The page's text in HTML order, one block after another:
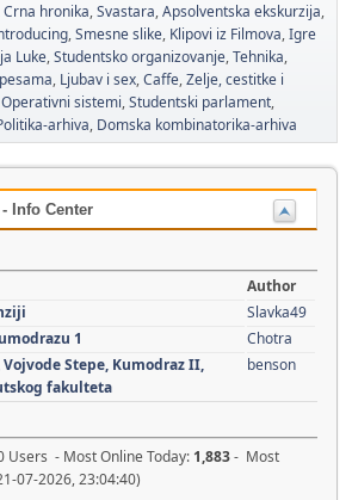
Crna hronika Svastara Apsolventska ekskurzija
Smesne slike Klipovi iz Filmova Igre
Luke Studentsko organizovanje Tehnika
Ljubav i sex Caffe Zelje, cestitke i
Operativni sistemi Studentski parlament
arhiva Domska kombinatorika-arhiva
Info Center
Author
Slavka49
1
Chotra
Stepe, Kumodraz II,
fakulteta
benson
Users - Most Online Today: 1,883- Most
07-2026, 23:04:40)